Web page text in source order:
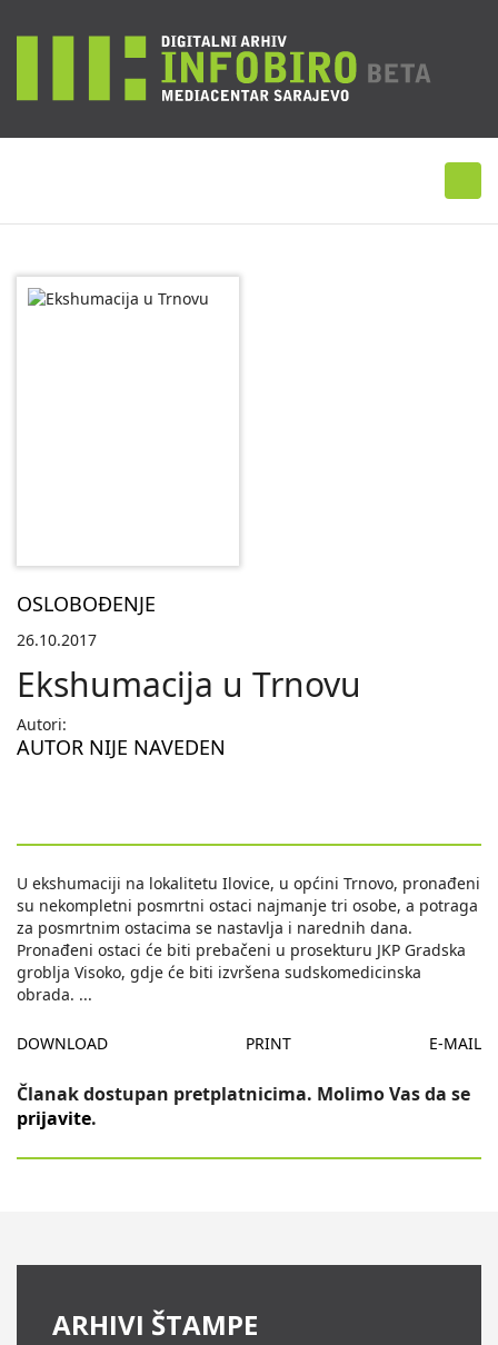
OSLOBOĐENJE
26.10.2017
Ekshumacija u Trnovu
Autori:
AUTOR NIJE NAVEDEN
U ekshumaciji na lokalitetu Ilovice, u općini Trnovo, pronađeni
su nekompletni posmrtni ostaci najmanje tri osobe, a potraga
za posmrtnim ostacima se nastavlja i narednih dana.
Pronađeni ostaci će biti prebačeni u prosekturu JKP Gradska
groblja Visoko, gdje će biti izvršena sudskomedicinska
obrada. ...
DOWNLOAD PRINT E-MAIL
Članak dostupan pretplatnicima. Molimo Vas da se
prijavite.
ARHIVI ŠTAMPE